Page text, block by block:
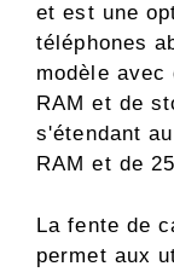
et est une
téléphones
modèle
RAM et de
s'étendant
RAM et de
La fente de
permet aux